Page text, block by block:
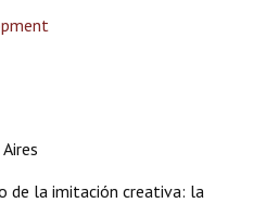
de la imitación creativa: la